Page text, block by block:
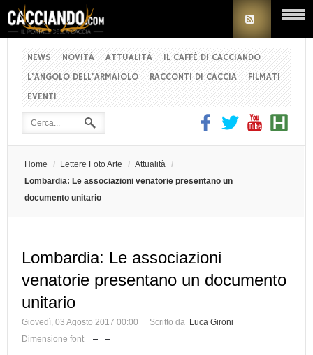
NEWS NOVITÀ ATTUALITÀ
IL CAFFÈ DI CACCIANDO
L'ANGOLO DELL'ARMAIOLO
RACCONTI DI CACCIA
FILMATI
EVENTI
Home / Lettere Foto Arte / Attualità /
Lombardia: Le associazioni venatorie presentano un
documento unitario
Lombardia: Le associazioni
venatorie presentano un documento
unitario
Giovedì, 03 Agosto 2017 00:00 Scritto da Luca Gironi
Dimensione font